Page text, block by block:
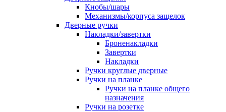
Кнобы/шары
Механизмы/корпуса защелок
Дверные ручки
Накладки/завертки
Броненакладки
Завертки
Накладки
Ручки круглые дверные
Ручки на планке
Ручки на планке общего
назначения
Ручки на розетке